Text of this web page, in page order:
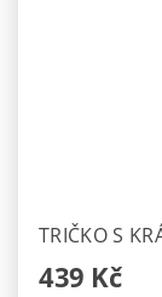
TRIČKO S
439 Kč